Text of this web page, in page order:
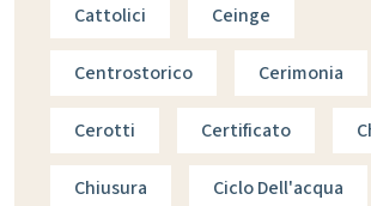
Cattolici Ceinge
Centrostorico Cerimonia
Cerotti Certificato
Chiusura Ciclo Dell'acqua